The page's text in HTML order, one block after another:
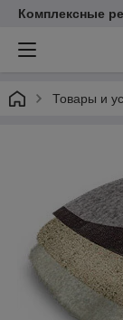
Комплексные
Товары и